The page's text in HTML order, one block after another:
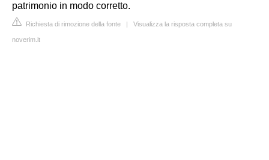
patrimonio in modo corretto.
Richiesta di rimozione della fonte | Visualizza la risposta completa su
noverim.it